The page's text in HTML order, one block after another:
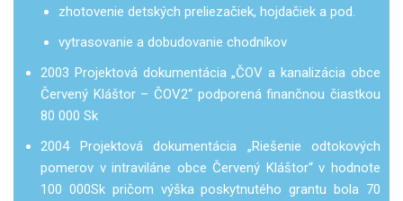
zhotovenie detských preliezačiek, hojdačiek a pod.
vytrasovanie a dobudovanie chodníkov
2003 Projektová dokumentácia „ČOV a kanalizácia obce
Červený Kláštor – ČOV2“ podporená finančnou čiastkou
80 000 Sk
2004 Projektová dokumentácia „Riešenie odtokových
pomerov v intraviláne obce Červený Kláštor“ v hodnote
100 000Sk pričom výška poskytnutého grantu bola 70